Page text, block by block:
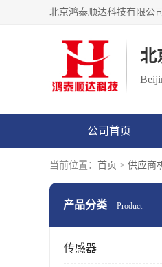
北
公司首页
当前位置： 首页 > 供应商
产品分类 Product
传感器